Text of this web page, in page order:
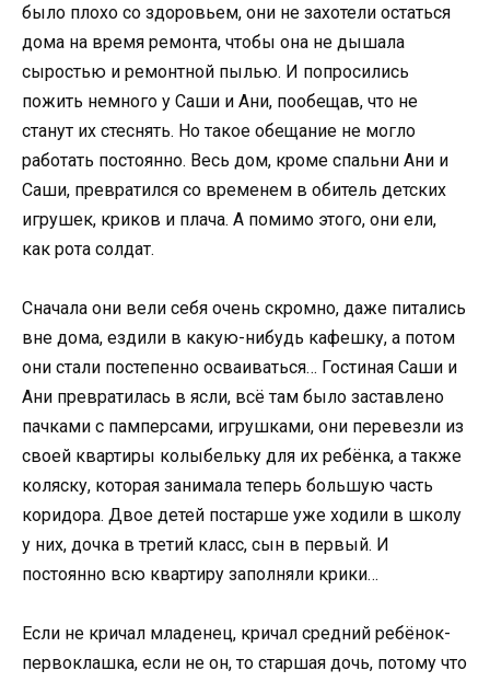
было плохо со здоровьем, они не захотели остаться
дома на время ремонта, чтобы она не дышала
сыростью и ремонтной пылью. И попросились
пожить немного у Саши и Ани, пообещав, что не
станут их стеснять. Но такое обещание не могло
работать постоянно. Весь дом, кроме спальни Ани и
Саши, превратился со временем в обитель детских
игрушек, криков и плача. А помимо этого, они ели,
как рота солдат.
Сначала они вели себя очень скромно, даже питались
вне дома, ездили в какую-нибудь кафешку, а потом
они стали постепенно осваиваться… Гостиная Саши и
Ани превратилась в ясли, всё там было заставлено
пачками с памперсами, игрушками, они перевезли из
своей квартиры колыбельку для их ребёнка, а также
коляску, которая занимала теперь большую часть
коридора. Двое детей постарше уже ходили в школу
у них, дочка в третий класс, сын в первый. И
постоянно всю квартиру заполняли крики…
Если не кричал младенец, кричал средний ребёнок-
первоклашка, если не он, то старшая дочь, потому что